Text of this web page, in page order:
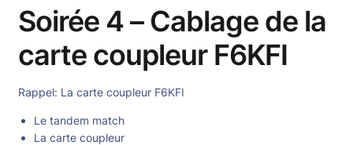
Soirée 4 – Cablage de la
carte coupleur F6KFI
Rappel: La carte coupleur F6KFI
Le tandem match
La carte coupleur